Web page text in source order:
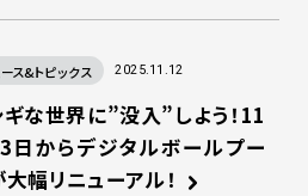
ス&トピックス 2025.11.12
な世界に”没入”しよう！11
日からデジタルボールプー
幅リニューアル！